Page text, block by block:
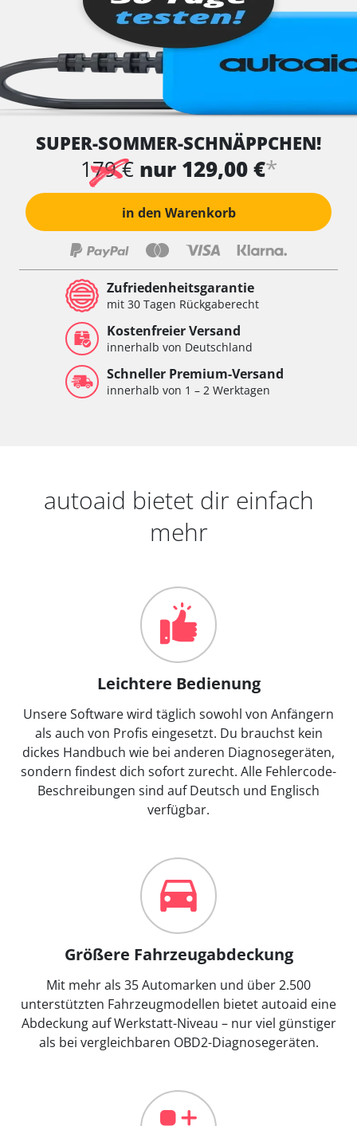
SUPER-SOMMER-SCHNÄPPCHEN!
179 € nur 129,00 €*
in den Warenkorb
Zufriedenheitsgarantie
mit 30 Tagen Rückgaberecht
Kostenfreier Versand
innerhalb von Deutschland
Schneller Premium-Versand
innerhalb von 1 – 2 Werktagen
autoaid bietet dir einfach
mehr
Leichtere Bedienung
Unsere Software wird täglich sowohl von Anfängern
als auch von Profis eingesetzt. Du brauchst kein
dickes Handbuch wie bei anderen Diagnosegeräten,
sondern findest dich sofort zurecht. Alle Fehlercode-
Beschreibungen sind auf Deutsch und Englisch
verfügbar.
Größere Fahrzeugabdeckung
Mit mehr als 35 Automarken und über 2.500
unterstützten Fahrzeugmodellen bietet autoaid eine
Abdeckung auf Werkstatt-Niveau – nur viel günstiger
als bei vergleichbaren OBD2-Diagnosegeräten.